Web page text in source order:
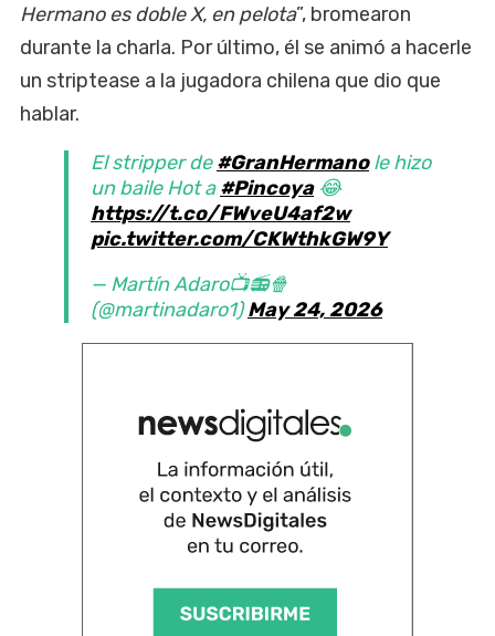
Hermano es doble X, en pelota”, bromearon
durante la charla. Por último, él se animó a hacerle
un striptease a la jugadora chilena que dio que
hablar.
El stripper de#GranHermanole hizo
un baile Hot a#Pincoya😂
https://t.co/FWveU4af2w
pic.twitter.com/CKWthkGW9Y
— Martín Adaro📺📻🍿
(@martinadaro1)May 24, 2026